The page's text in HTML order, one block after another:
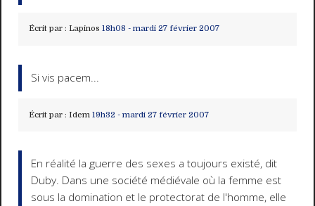
Écrit par : Lapinos 18h08 - mardi 27 février 2007
Si vis pacem...
Écrit par : Idem 19h32 - mardi 27 février 2007
En réalité la guerre des sexes a toujours existé, dit
Duby. Dans une société médiévale où la femme est
sous la domination et le protectorat de l'homme, elle